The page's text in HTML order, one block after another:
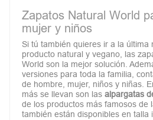
Zapatos Natural World
mujer y niños
Si tú también quieres ir a la última
producto natural y vegano, las
World son la mejor solución.
versiones para toda la familia,
de hombre, mujer, niños y niñas.
más se llevan son las alpargatas
de los productos más famosos de
también están disponibles en talla